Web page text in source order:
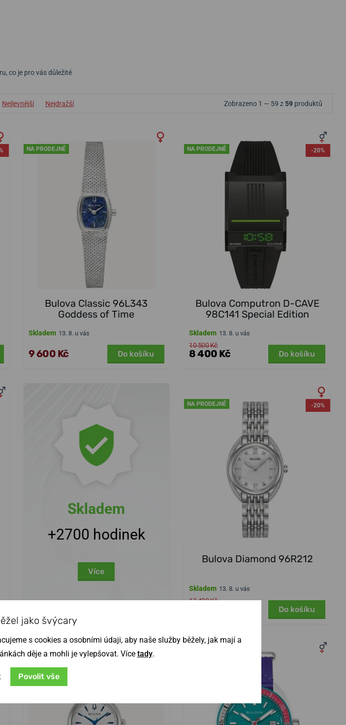
co je pro vás důležité
Nejlevnější Nejdražší Zobrazeno 1 — 59 z59 produktů
NA PRODEJNĚ
Bulova Classic 96L343
Goddess of Time
Skladem 13. 8. u vás
9 600 Kč Do košíku
NA PRODEJNĚ -20%
Bulova Computron D-CAVE
98C141 Special Edition
Skladem 13. 8. u vás
10 500 Kč
8 400 Kč Do košíku
Skladem
+2700 hodinek
Více
NA PRODEJNĚ -20%
Bulova Diamond 96R212
Skladem 13. 8. u vás
12 400 Kč
Do košíku
NA PRODEJNĚ
jako švýcary
s cookies a osobními údaji, aby naše služby běžely, jak mají a
děje a mohli je vylepšovat. Více tady.
Povolit vše